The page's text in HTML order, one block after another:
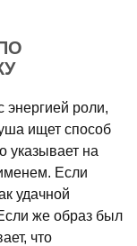
энергией роли,
ищет способ
указывает на
Если
удачной
же образ был
что